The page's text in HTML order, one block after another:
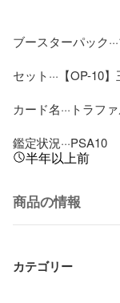
ブースターパック
セット···【OP-10
カード名···トラフ
鑑定状況···PSA10
半年以上前
商品の情報
カテゴリー